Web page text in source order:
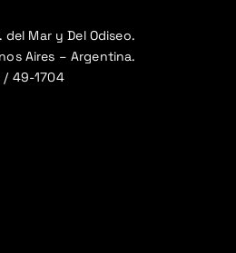
del Mar y Del Odiseo.
Aires – Argentina.
/ 49-1704